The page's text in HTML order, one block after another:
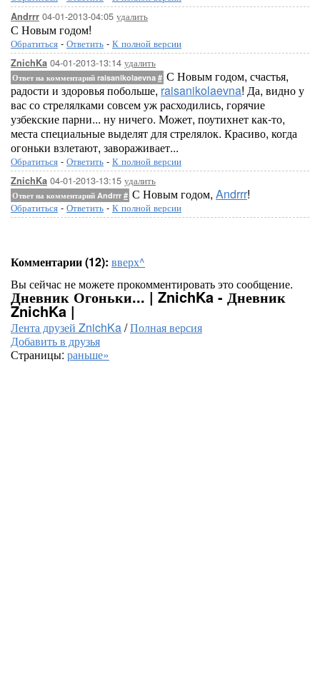
Andrrr 04-01-2013-04:05 удалить
С Новым годом!
Обратиться - Ответить - К полной версии
ZnichKa 04-01-2013-13:14 удалить
Ответ на комментарий raisanikolaevna # С Новым годом, счастья,
радости и здоровья побольше, raisanikolaevna! Да, видно у
вас со стрелялками совсем уж расходились, горячие
узбекские парни... ну ничего. Может, поутихнет как-то,
места специальные выделят для стрелялок. Красиво, когда
огоньки взлетают, завораживает...
Обратиться - Ответить - К полной версии
ZnichKa 04-01-2013-13:15 удалить
Ответ на комментарий Andrrr # С Новым годом, Andrrr!
Обратиться - Ответить - К полной версии
Комментарии (12): вверх^
Вы сейчас не можете прокомментировать это сообщение.
Дневник Огоньки... | ZnichKa - Дневник
ZnichKa |
Лента друзей ZnichKa/Полная версия
Добавить в друзья
Страницы: раньше»